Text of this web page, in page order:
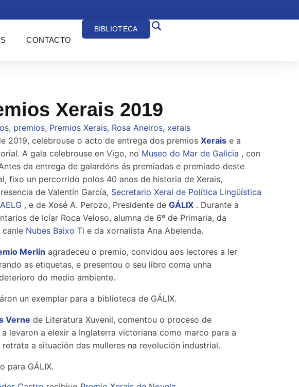
CONTACTO
BIBLIOTECA
Xerais 2019
, premios, Premios Xerais, Rosa Aneiros, xerais
2019, celebrouse o acto de entrega dos premios Xerais e a
A gala celebrouse en Vigo, no Museo do Mar de Galicia , con
da entrega de galardóns ás premiadas e premiado deste
fixo un percorrido polos 40 anos de historia de Xerais,
de Valentín García, Secretario Xeral de Política Lingüística
AELG , e de Xosé A. Perozo, Presidente de GÁLIX . Durante a
de Icíar Roca Veloso, alumna de 6º de Primaria, da
canle Nubes Baixo Ti e da xornalista Ana Abelenda.
Merlín agradeceu o premio, convidou aos lectores a ler
as etiquetas, e presentou o seu libro coma unha
do medio ambiente.
un exemplar para a biblioteca de GÁLIX.
Verne de Literatura Xuvenil, comentou o proceso de
levaron a elexir a Inglaterra victoriana como marco para a
a situación das mulleres na revolución industrial.
para GÁLIX.